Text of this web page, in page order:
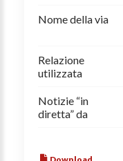
Nome della via
Relazione
utilizzata
Notizie “in
diretta” da